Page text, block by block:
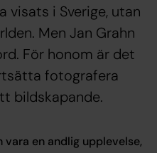
visats i Sverige, utan
Men Jan Grahn
För honom är det
fotografera
bildskapande.
en andlig upplevelse,